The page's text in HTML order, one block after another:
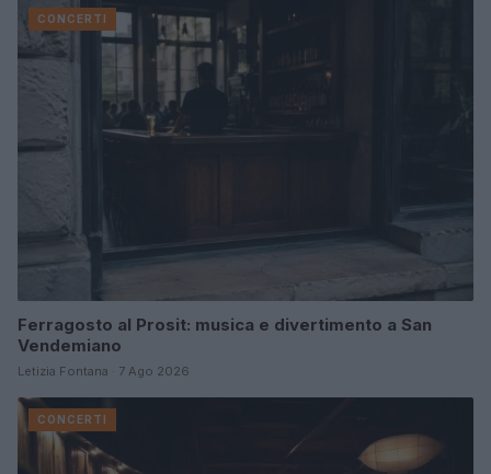
CONCERTI
Ferragosto al Prosit: musica e divertimento a San
Vendemiano
Letizia Fontana · 7 Ago 2026
CONCERTI